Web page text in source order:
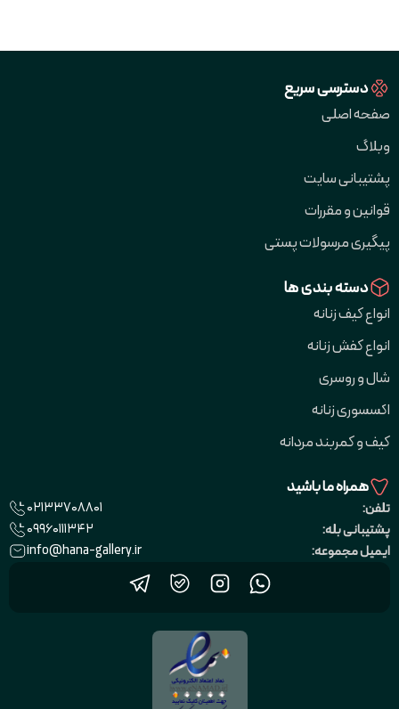
دسترسی سریع
صفحه اصلی
وبلاگ
پشتیبانی سایت
قوانین و مقررات
پیگیری مرسولات پستی
دسته بندی ها
انواع کیف زنانه
انواع کفش زنانه
شال و روسری
اکسسوری زنانه
کیف و کمربند مردانه
همراه ما باشید
تلفن:
02133708801
پشتیبانی بله:
09960111342
ایمیل مجموعه:
info@hana-gallery.ir